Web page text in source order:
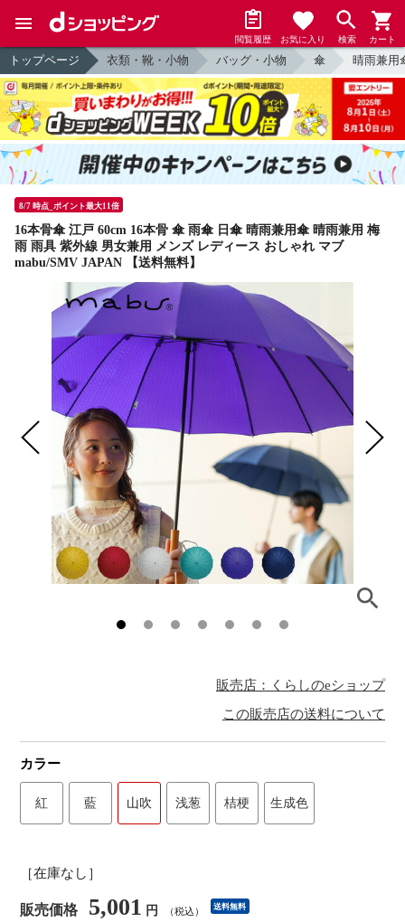
閲覧履歴 お気に入り 検索 カート
トップページ 衣類・靴・小物 バッグ・小物 傘 晴雨兼用
8/7 時点_ポイント最大11倍
16本骨傘 江戸 60cm 16本骨 傘 雨傘 日傘 晴雨兼用傘 晴雨兼用 梅
雨 雨具 紫外線 男女兼用 メンズ レディース おしゃれ マブ
mabu/SMV JAPAN 【送料無料】
販売店：くらしのeショップ
この販売店の送料について
カラー
紅 藍 山吹 浅葱 桔梗 生成色
［在庫なし］
販売価格 5,001 円 （税込） 送料無料